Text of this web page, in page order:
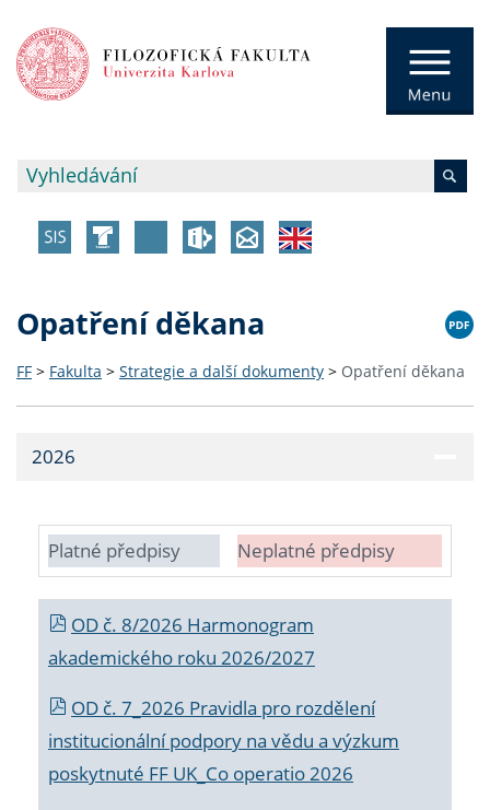
Opatření děkana
FF > Fakulta > Strategie a další dokumenty > Opatření děkana
2026
Platné předpisy Neplatné předpisy
OD č. 8/2026 Harmonogram
akademického roku 2026/2027
OD č. 7_2026 Pravidla pro rozdělení
institucionální podpory na vědu a výzkum
poskytnuté FF UK_Co operatio 2026